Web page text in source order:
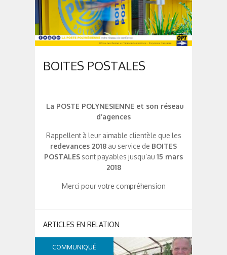
BOITES POSTALES
La POSTE POLYNESIENNE et son réseau
d’agences
Rappellent à leur aimable clientèle que les
redevances 2018 au service de BOITES
POSTALES sont payables jusqu’au 15 mars
2018
Merci pour votre compréhension
COMMUNIQUÉ